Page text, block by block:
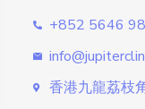
+852 5646
香港九龍荔枝